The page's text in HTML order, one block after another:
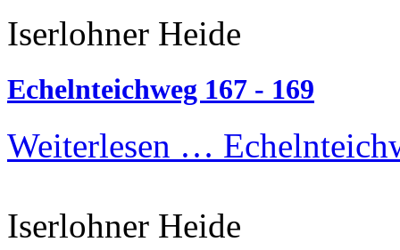
Iserlohner Heide
Echelnteichweg 167 - 169
Weiterlesen …
Iserlohner Heide